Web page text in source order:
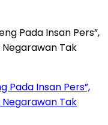
Pada Insan Pers”,
Tak